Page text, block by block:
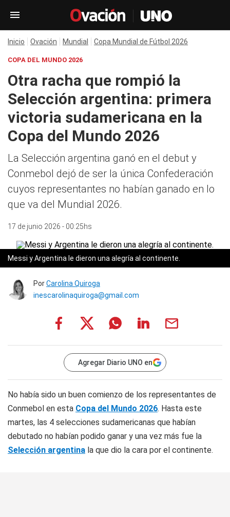
Inicio Ovación Mundial Copa Mundial de Fútbol 2026
COPA DEL MUNDO 2026
Otra racha que rompió la
Selección argentina: primera
victoria sudamericana en la
Copa del Mundo 2026
La Selección argentina ganó en el debut y
Conmebol dejó de ser la única Confederación
cuyos representantes no habían ganado en lo
que va del Mundial 2026.
17 de junio 2026 - 00:25hs
Messi y Argentina le dieron una alegría al continente.
PorCarolina Quiroga
inescarolinaquiroga@gmail.com
Agregar Diario UNO en
No había sido un buen comienzo de los representantes de
Conmebol en esta Copa del Mundo 2026. Hasta este
martes, las 4 selecciones sudamericanas que habían
debutado no habían podido ganar y una vez más fue la
Selección argentina la que dio la cara por el continente.